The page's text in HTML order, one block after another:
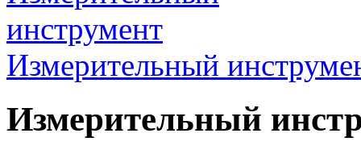
Измерительный
Измерительный